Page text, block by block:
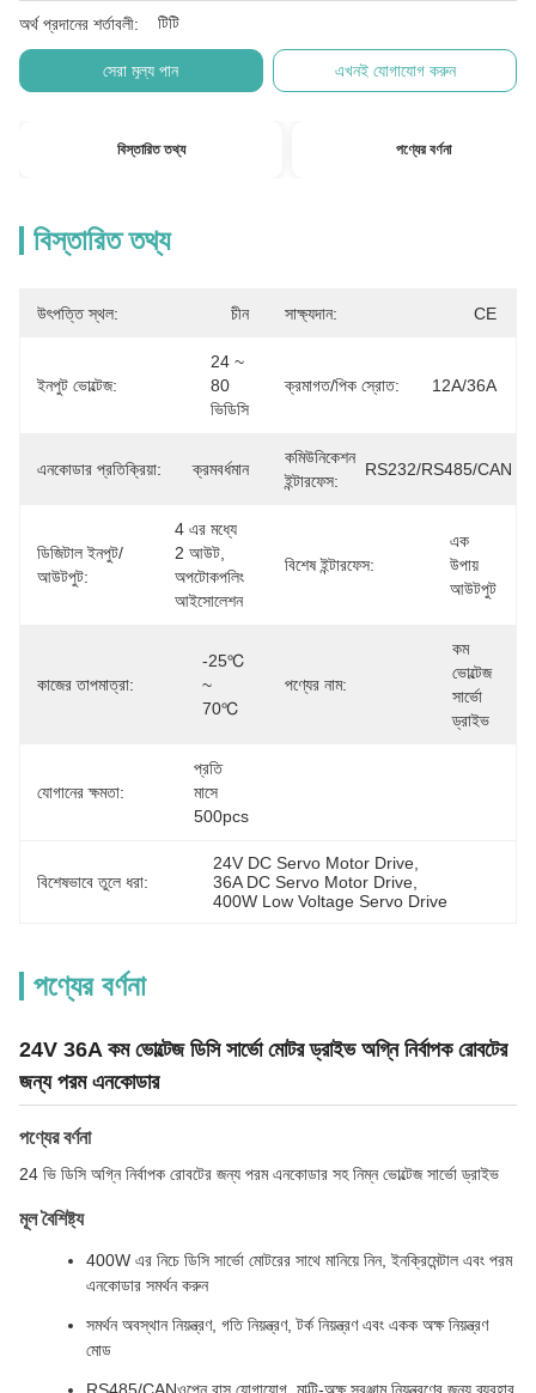
অর্থ প্রদানের শর্তাবলী: টিটি
সেরা মূল্য পান এখনই যোগাযোগ করুন
বিস্তারিত তথ্য পণ্যের বর্ণনা
বিস্তারিত তথ্য
উৎপত্তি স্থল: চীন সাক্ষ্যদান: CE
ইনপুট ভোল্টেজ:
24 ~
80
ভিডিসি
ক্রমাগত/পিক স্রোত: 12A/36A
এনকোডার প্রতিক্রিয়া: ক্রমবর্ধমান
কমিউনিকেশন
ইন্টারফেস:
RS232/RS485/CAN
ডিজিটাল ইনপুট/
আউটপুট:
4 এর মধ্যে
2 আউট,
অপটোকপলিং
আইসোলেশন
বিশেষ ইন্টারফেস:
এক
উপায়
আউটপুট
কাজের তাপমাত্রা:
-25℃
~
70℃
পণ্যের নাম:
কম
ভোল্টেজ
সার্ভো
ড্রাইভ
যোগানের ক্ষমতা:
প্রতি
মাসে
500pcs
বিশেষভাবে তুলে ধরা:
24V DC Servo Motor Drive
36A DC Servo Motor Drive
400W Low Voltage Servo Drive
পণ্যের বর্ণনা
24V 36A কম ভোল্টেজ ডিসি সার্ভো মোটর ড্রাইভ অগ্নি নির্বাপক রোবটের
জন্য পরম এনকোডার
পণ্যের বর্ণনা
24 ভি ডিসি অগ্নি নির্বাপক রোবটের জন্য পরম এনকোডার সহ নিম্ন ভোল্টেজ সার্ভো ড্রাইভ
মূল বৈশিষ্ট্য
400W এর নিচে ডিসি সার্ভো মোটরের সাথে মানিয়ে নিন, ইনক্রিমেন্টাল এবং পরম
এনকোডার সমর্থন করুন
সমর্থন অবস্থান নিয়ন্ত্রণ, গতি নিয়ন্ত্রণ, টর্ক নিয়ন্ত্রণ এবং একক অক্ষ নিয়ন্ত্রণ
মোড